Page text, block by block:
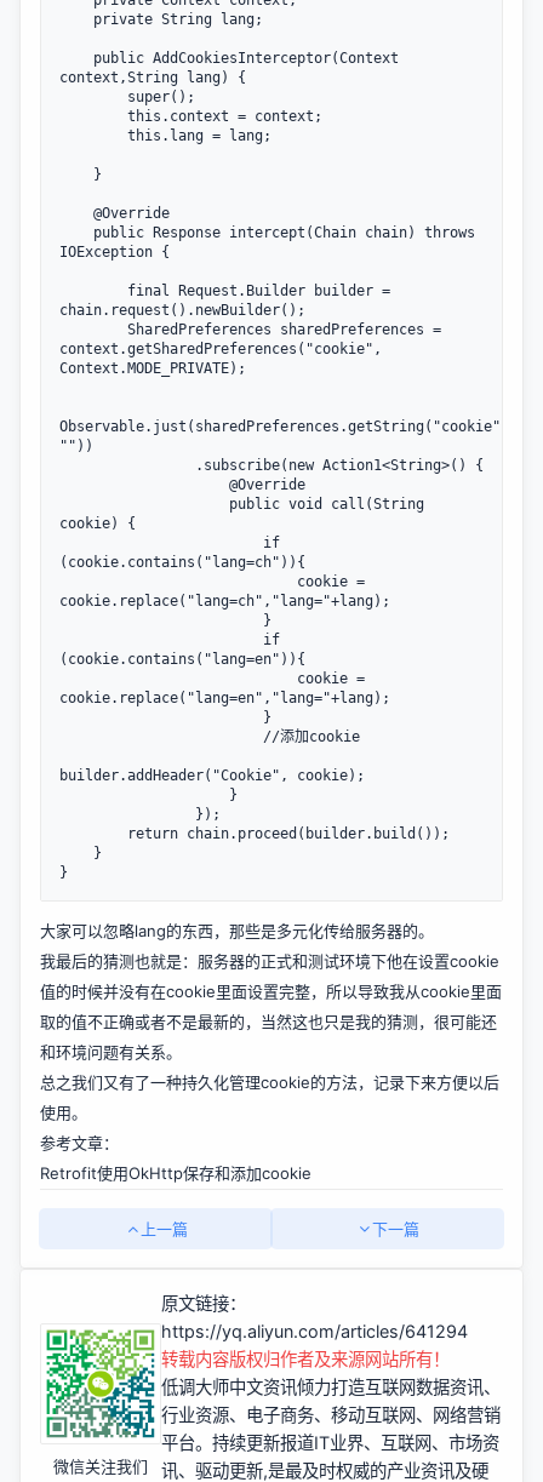
private String lang;
public AddCookiesInterceptor(Context
context,String lang) {
super();
this .context = context;
this .lang = lang;
@Override
public Response intercept (Chain chain) throws
IOException {
final
Request.Builder builder =
chain.request().newBuilder();
context.getSharedPreferences( "cookie" ,
Context.MODE_PRIVATE);
Observable.just(sharedPreferences.getString( "cookie"
"" ))
                .subscribe(
new Action1<String>() {
@Override
public void call (String
cookie) {
if
(cookie.contains( "lang=ch" )){
cookie.replace( "lang=ch" , "lang="+lang);
if
(cookie.contains( "lang=en" )){
cookie.replace( "lang=en" , "lang="+lang);
//添加cookie
builder.addHeader( "Cookie" , cookie);
return chain.proceed(builder.build());
}
大家可以忽略lang的东西，那些是多元化传给服务器的。
我最后的猜测也就是：服务器的正式和测试环境下他在设置cookie
值的时候并没有在cookie里面设置完整，所以导致我从cookie里面
取的值不正确或者不是最新的，当然这也只是我的猜测，很可能还
和环境问题有关系。
总之我们又有了一种持久化管理cookie的方法，记录下来方便以后
使用。
参考文章：
Retrofit使用OkHttp保存和添加cookie
上一篇 下一篇
微信关注我们
原文链接：
https://yq.aliyun.com/articles/641294
转载内容版权归作者及来源网站所有！
低调大师中文资讯倾力打造互联网数据资讯、
行业资源、电子商务、移动互联网、网络营销
平台。持续更新报道IT业界、互联网、市场资
讯、驱动更新,是最及时权威的产业资讯及硬